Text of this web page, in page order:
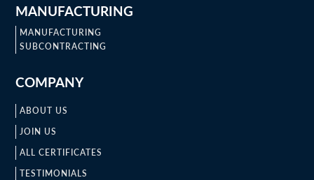
MANUFACTURING
MANUFACTURING
SUBCONTRACTING
COMPANY
ABOUT US
JOIN US
ALL CERTIFICATES
TESTIMONIALS